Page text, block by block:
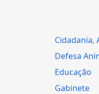
Cidadania,
Defesa
Educação
Gabinete